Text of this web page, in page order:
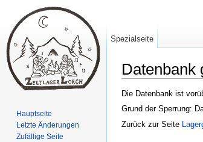
Datenbank
Die Datenbank ist
Grund der Sperrung:
Zurück zur Seite
Spezialseite
Hauptseite
Letzte Änderungen
Zufällige Seite